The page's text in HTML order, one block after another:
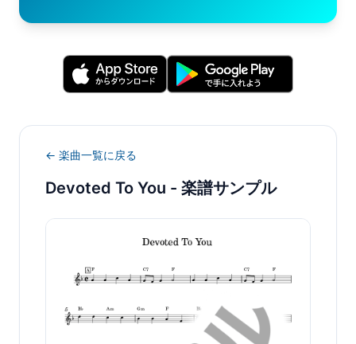
← 楽曲一覧に戻る
Devoted To You - 楽譜サンプル